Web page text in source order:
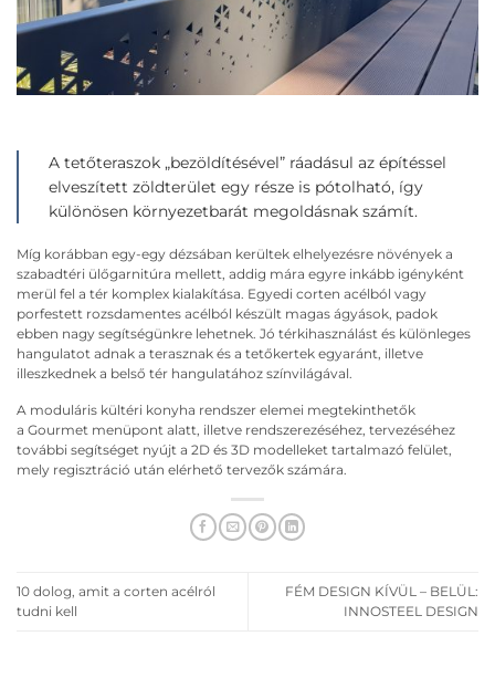
A tetőteraszok „bezöldítésével” ráadásul az építéssel
elveszített zöldterület egy része is pótolható, így
különösen környezetbarát megoldásnak számít.
Míg korábban egy-egy dézsában kerültek elhelyezésre növények a
szabadtéri ülőgarnitúra mellett, addig mára egyre inkább igényként
merül fel a tér komplex kialakítása. Egyedi corten acélból vagy
porfestett rozsdamentes acélból készült magas ágyások, padok
ebben nagy segítségünkre lehetnek. Jó térkihasználást és különleges
hangulatot adnak a terasznak és a tetőkertek egyaránt, illetve
illeszkednek a belső tér hangulatához színvilágával.
A moduláris kültéri konyha rendszer elemei megtekinthetők
a Gourmet menüpont alatt, illetve rendszerezéséhez, tervezéséhez
további segítséget nyújt a 2D és 3D modelleket tartalmazó felület,
mely regisztráció után elérhető tervezők számára.
10 dolog, amit a corten acélról
tudni kell
FÉM DESIGN KÍVÜL – BELÜL:
INNOSTEEL DESIGN